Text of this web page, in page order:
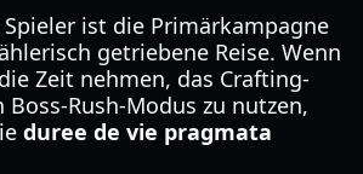
ist die Primärkampagne
getriebene Reise. Wenn
Zeit nehmen, das Crafting-
Boss-Rush-Modus zu nutzen,
duree de vie pragmata